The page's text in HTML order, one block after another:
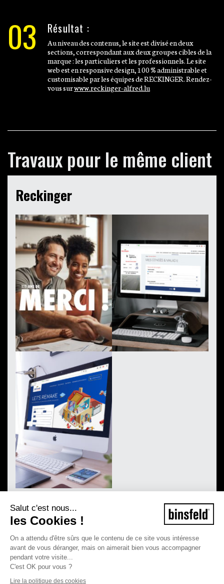
Salut c'est nous...
les Cookies !
On a attendu d'être sûrs que le contenu de ce site vous intéresse
avant de vous déranger, mais on aimerait bien vous accompagner
pendant votre visite...
C'est OK pour vous ?
Lire la politique des cookies
03 Résultat :
Au niveau des contenus, le site est divisé en deux
sections, correspondant aux deux groupes cibles de la
marque : les particuliers et les professionnels. Le site
web est en responsive design, 100 % administrable et
customisable par les équipes de RECKINGER. Rendez-
vous surwww.reckinger-alfred.lu
Travaux pour le même client
Reckinger